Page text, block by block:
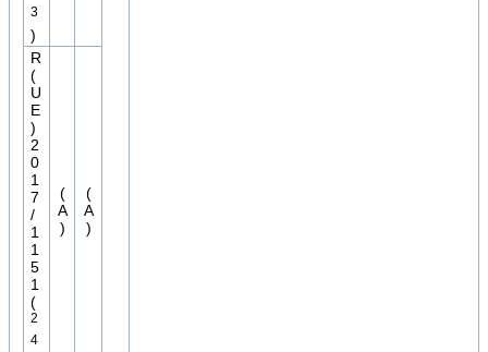
3
)
R
(
U
E
)
2
0
1
7
/
1
1
5
1
(
2
4
(
A
)
(
A
)